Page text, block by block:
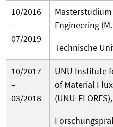
10/2016
–
07/2019
Engineering
Technische
10/2017
–
03/2018
UNU Institute
of Material
(UNU-